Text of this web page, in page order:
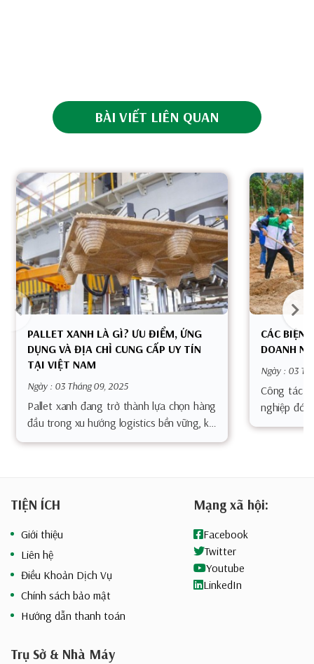
BÀI VIẾT LIÊN QUAN
PALLET XANH LÀ GÌ? ƯU ĐIỂM, ỨNG
DỤNG VÀ ĐỊA CHỈ CUNG CẤP UY TÍN
TẠI VIỆT NAM
đầu trong xu hướng logistics bền vững, khi
doanh nghiệp ngày càng chú trọng đến
yếu tố
CÁC
DOANH
nghiệp
triển bền
thương
TIỆN ÍCH
Điều Khoản Dịch Vụ
Mạng xã hội:
Twitter
Youtube
LinkedIn
Trụ Sở & Nhà Máy